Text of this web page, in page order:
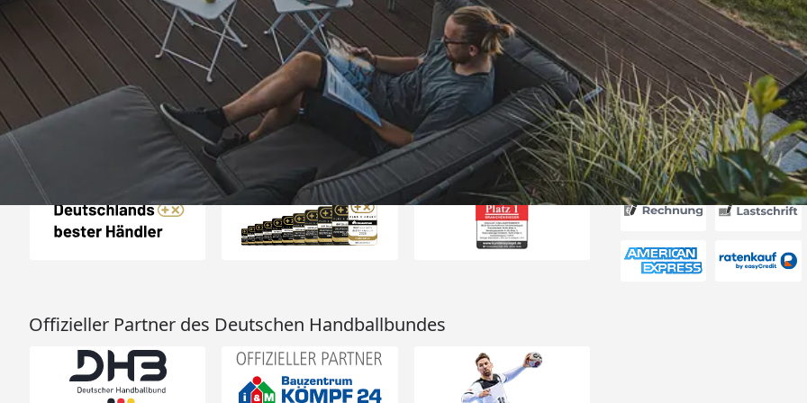
4,50/ 5
Sehr gut
„Einfache Bestellung, Skonto
Möglichkeit, Lieferung
einwandfrei“
24.03.2026
Auszeichnungen Akzeptierte
Offizieller Partner des Deutschen Handballbundes